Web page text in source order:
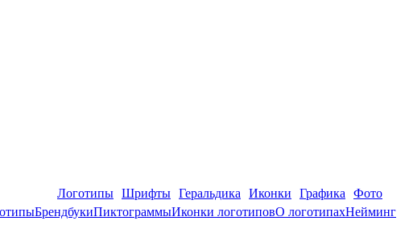
Логотипы Шрифты Геральдика Иконки Графика Фото
БрендбукиПиктограммыИконки логотиповО логотипахНейминг